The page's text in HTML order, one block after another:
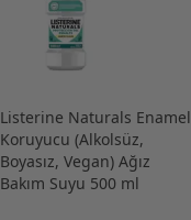
Listerine Naturals Enamel
Koruyucu (Alkolsüz,
Boyasız, Vegan) Ağız
Bakım Suyu 500 ml